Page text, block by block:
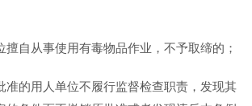
擅自从事使用有毒物品作业，不予取缔的；
准的用人单位不履行监督检查职责，发现其